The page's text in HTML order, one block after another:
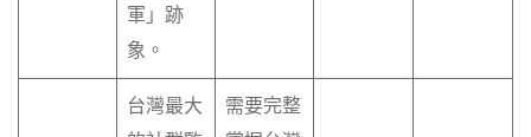
軍」跡
象。
台灣最大
需要完整